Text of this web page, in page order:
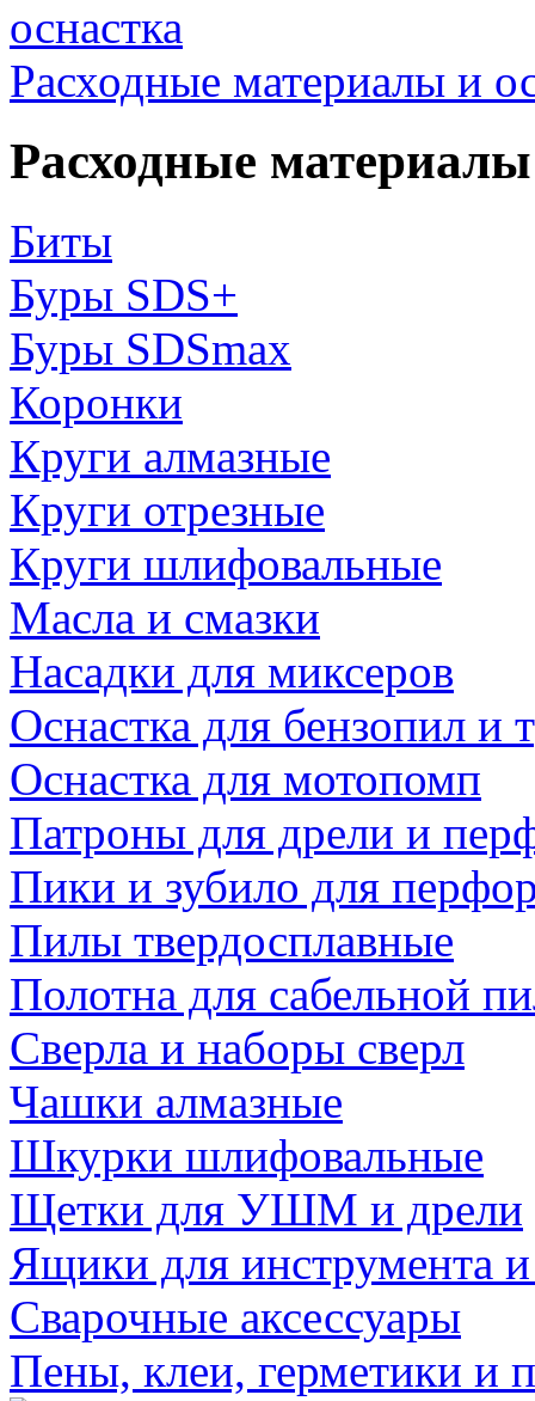
Расходные материалы и
Расходные
Биты
Буры SDS+
Буры SDSmax
Коронки
Круги алмазные
Круги отрезные
Круги шлифовальные
Масла и смазки
Насадки для миксеров
Оснастка для бензопил и
Оснастка для мотопомп
Патроны для дрели и
Пики и зубило для
Пилы твердосплавные
Полотна для сабельной
Сверла и наборы сверл
Чашки алмазные
Шкурки шлифовальные
Щетки для УШМ и дрели
Ящики для инструмента
Сварочные аксессуары
Пены, клеи, герметики и